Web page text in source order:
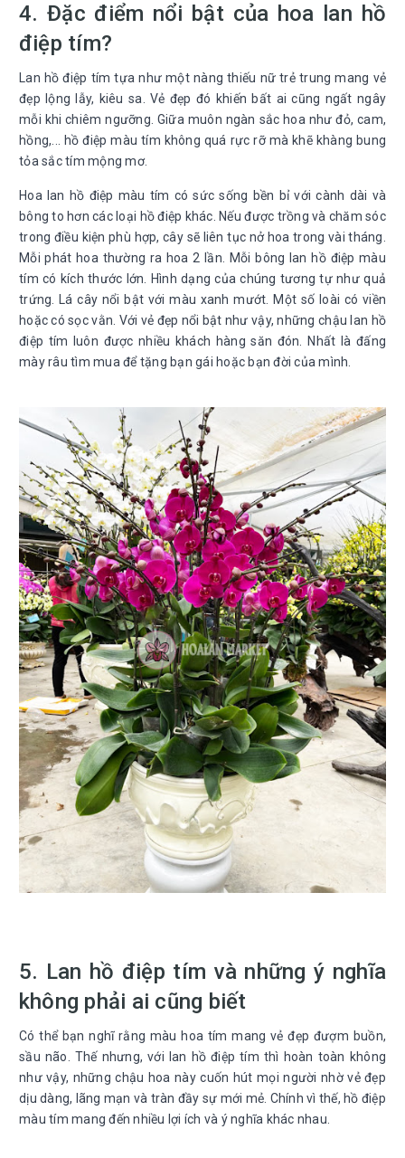
4. Đặc điểm nổi bật của hoa lan hồ
điệp tím?
Lan hồ điệp tím tựa như một nàng thiếu nữ trẻ trung mang vẻ
đẹp lộng lẫy, kiêu sa. Vẻ đẹp đó khiến bất ai cũng ngất ngây
mỗi khi chiêm ngưỡng. Giữa muôn ngàn sắc hoa như đỏ, cam,
hồng,... hồ điệp màu tím không quá rực rỡ mà khẽ khàng bung
tỏa sắc tím mộng mơ.
Hoa lan hồ điệp màu tím có sức sống bền bỉ với cành dài và
bông to hơn các loại hồ điệp khác. Nếu được trồng và chăm sóc
trong điều kiện phù hợp, cây sẽ liên tục nở hoa trong vài tháng.
Mỗi phát hoa thường ra hoa 2 lần. Mỗi bông lan hồ điệp màu
tím có kích thước lớn. Hình dạng của chúng tương tự như quả
trứng. Lá cây nổi bật với màu xanh mướt. Một số loài có viền
hoặc có sọc vằn. Với vẻ đẹp nổi bật như vậy, những chậu lan hồ
điệp tím luôn được nhiều khách hàng săn đón. Nhất là đấng
mày râu tìm mua để tặng bạn gái hoặc bạn đời của mình.
5. Lan hồ điệp tím và những ý nghĩa
không phải ai cũng biết
Có thể bạn nghĩ rằng màu hoa tím mang vẻ đẹp đượm buồn,
sầu não. Thế nhưng, với lan hồ điệp tím thì hoàn toàn không
như vậy, những chậu hoa này cuốn hút mọi người nhờ vẻ đẹp
dịu dàng, lãng mạn và tràn đầy sự mới mẻ. Chính vì thế, hồ điệp
màu tím mang đến nhiều lợi ích và ý nghĩa khác nhau.